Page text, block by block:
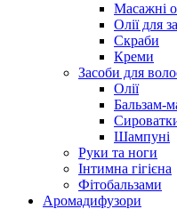
Масажні
Олії для
Скраби
Креми
Засоби для
Олії
Бальзам-
Шампуні
Руки та ноги
Інтимна гігієна
Фітобальзами
Аромадифузори